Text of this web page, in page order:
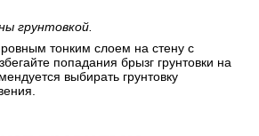
произведите зачистку
бумагой или абразивной сеткой.
стены – проведите по ней
малейшие дефекты